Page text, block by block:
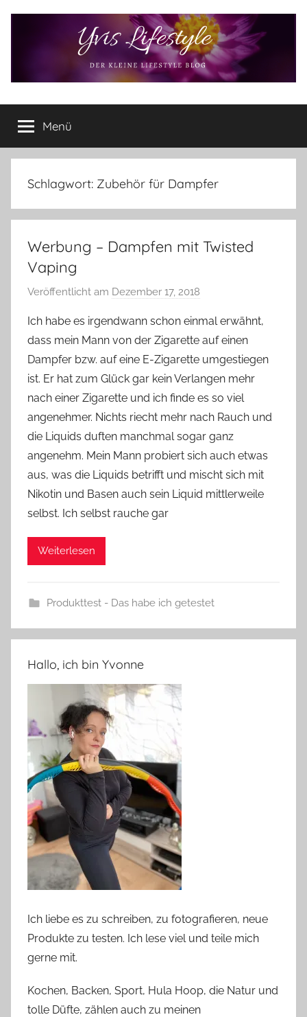
Yvis
Lifestyle
Lifestyle
Blog
–
Lifestyle,
Produkttests
vieles
mehr
Menü
Schlagwort: Zubehör für Dampfer
Werbung – Dampfen mit Twisted
Vaping
Veröffentlicht am Dezember 17, 2018
n
Y
v
o
n
n
e
Ich habe es irgendwann schon einmal erwähnt,
dass mein Mann von der Zigarette auf einen
Dampfer bzw. auf eine E-Zigarette umgestiegen
ist. Er hat zum Glück gar kein Verlangen mehr
nach einer Zigarette und ich finde es so viel
angenehmer. Nichts riecht mehr nach Rauch und
die Liquids duften manchmal sogar ganz
angenehm. Mein Mann probiert sich auch etwas
aus, was die Liquids betrifft und mischt sich mit
Nikotin und Basen auch sein Liquid mittlerweile
selbst. Ich selbst rauche gar
Weiterlesen
Produkttest - Das habe ich getestet
Hallo, ich bin Yvonne
Ich liebe es zu schreiben, zu fotografieren, neue
Produkte zu testen. Ich lese viel und teile mich
gerne mit.
Kochen, Backen, Sport, Hula Hoop, die Natur und
tolle Düfte, zählen auch zu meinen